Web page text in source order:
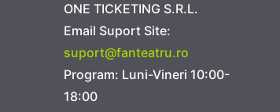
ONE TICKETING S.R.L.
Email Suport Site:
suport@fanteatru.ro
Program: Luni-Vineri 10:00-
18:00